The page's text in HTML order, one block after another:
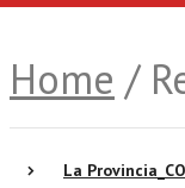
Home /
La